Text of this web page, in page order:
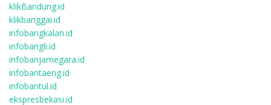
klikBandung.id
klikbanggai.id
infobangkalan.id
infobangli.id
infobanjarnegara.id
infobantaeng.id
infobantul.id
ekspresbekasi.id